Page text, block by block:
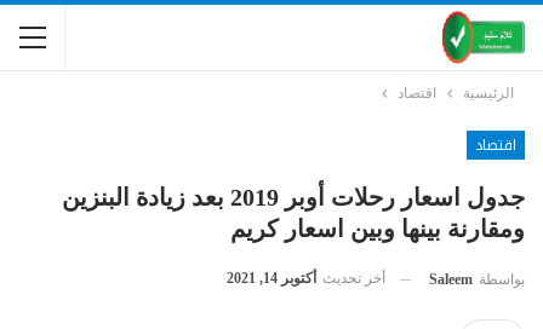
الرئيسية اقتصاد
اقتصاد
جدول اسعار رحلات أوبر 2019 بعد زيادة البنزين
ومقارنة بينها وبين اسعار كريم
بواسطة Saleem أخر تحديث أكتوبر 14, 2021